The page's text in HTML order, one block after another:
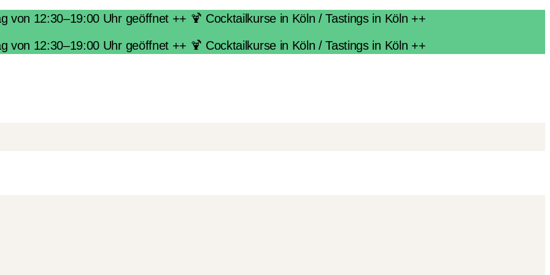
von 12:30–19:00 Uhr geöffnet ++ 🍹 Cocktailkurse in Köln / Tastings in Köln ++
von 12:30–19:00 Uhr geöffnet ++ 🍹 Cocktailkurse in Köln / Tastings in Köln ++